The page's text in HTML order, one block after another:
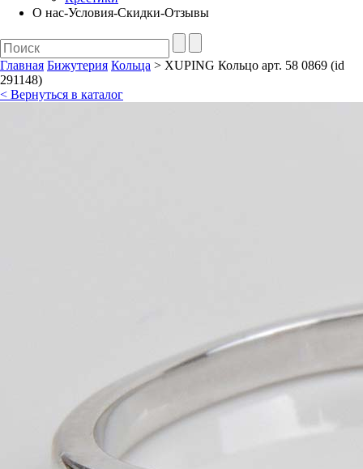
О нас-Условия-Скидки-Отзывы
Главная Бижутерия Кольца > XUPING Кольцо арт. 58 0869 (id
291148)
< Вернуться в каталог